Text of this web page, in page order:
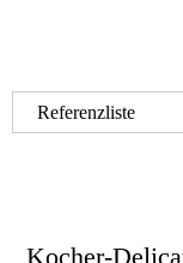
Referenzliste
Kocher-